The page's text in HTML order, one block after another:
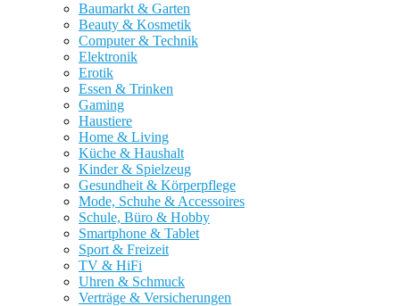
Baumarkt & Garten
Beauty & Kosmetik
Computer & Technik
Elektronik
Erotik
Essen & Trinken
Gaming
Haustiere
Home & Living
Küche & Haushalt
Kinder & Spielzeug
Gesundheit & Körperpflege
Mode, Schuhe & Accessoires
Schule, Büro & Hobby
Smartphone & Tablet
Sport & Freizeit
TV & HiFi
Uhren & Schmuck
Verträge & Versicherungen